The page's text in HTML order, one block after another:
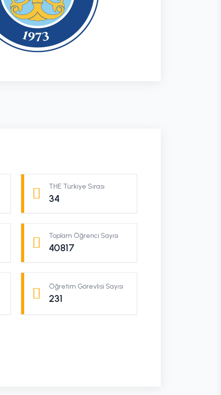
THE Türkiye Sırası
34
Toplam Öğrenci Sayısı
40817
Öğretim Görevlisi Sayısı
231